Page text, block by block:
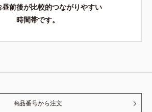
前後が比較的つながりやすい
時間帯です。
商品番号から注文